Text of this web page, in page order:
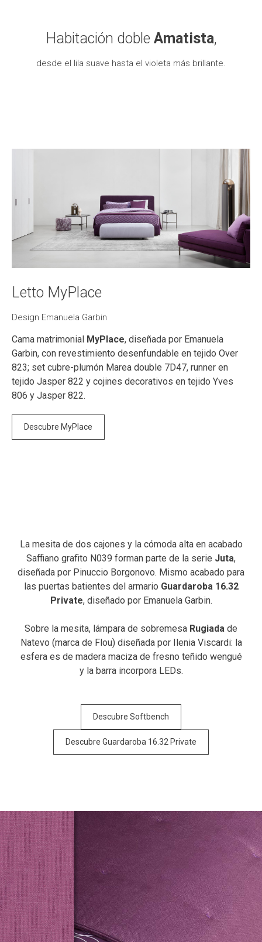
Habitación doble Amatista,
desde el lila suave hasta el violeta más brillante.
Letto MyPlace
Design Emanuela Garbin
Cama matrimonial MyPlace, diseñada por Emanuela
Garbin, con revestimiento desenfundable en tejido Over
823; set cubre-plumón Marea double 7D47, runner en
tejido Jasper 822 y cojines decorativos en tejido Yves
806 y Jasper 822.
Descubre MyPlace
La mesita de dos cajones y la cómoda alta en acabado
Saffiano grafito N039 forman parte de la serie Juta,
diseñada por Pinuccio Borgonovo. Mismo acabado para
las puertas batientes del armario Guardaroba 16.32
Private, diseñado por Emanuela Garbin.
Sobre la mesita, lámpara de sobremesa Rugiada de
Natevo (marca de Flou) diseñada por Ilenia Viscardi: la
esfera es de madera maciza de fresno teñido wengué
y la barra incorpora LEDs.
Descubre Softbench
Descubre Guardaroba 16.32 Private